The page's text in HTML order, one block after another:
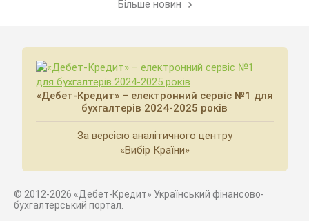
Більше новин
«Дебет-Кредит» – електронний сервіс №1 для
бухгалтерів 2024-2025 років
За версією аналітичного центру
«Вибір Країни»
© 2012-2026 «Дебет-Кредит» Український фінансово-
бухгалтерський портал.